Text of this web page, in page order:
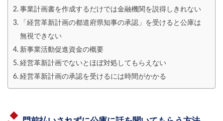
事業計画書を作成するだけでは金融機関を説得しきれない
「経営革新計画の都道府県知事の承認」を受けると公庫は
無視できない
新事業活動促進資金の概要
経営革新計画でないとほぼ対処してもらえない
経営革新計画の承認を受けるには時間がかかる